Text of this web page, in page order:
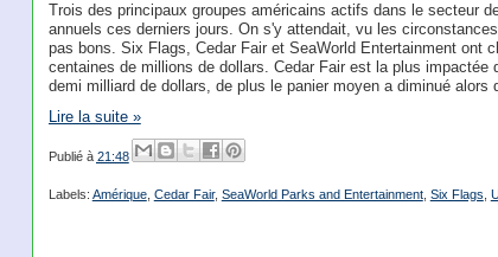
Trois des principaux groupes américains actifs dans le secteur
annuels ces derniers jours. On s'y attendait, vu les
pas bons. Six Flags, Cedar Fair et SeaWorld Entertainment ont
centaines de millions de dollars. Cedar Fair est la plus
demi milliard de dollars, de plus le panier moyen a diminué
Lire la suite »
Publié à 21:48
Labels: Amérique, Cedar Fair, SeaWorld Parks and Entertainment, Six Flags